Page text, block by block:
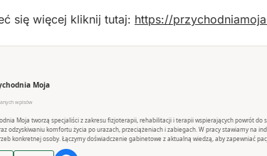
się więcej kliknij tutaj: https://
Moja
wpisów
Moja tworzą specjaliści z zakresu fizjoterapii, rehabilitacji i terapii wspierających powrót
odzyskiwaniu komfortu życia po urazach, przeciążeniach i zabiegach. W pracy stawiamy na
konkretnej osoby. Łączymy doświadczenie gabinetowe z aktualną wiedzą, aby zapewniać